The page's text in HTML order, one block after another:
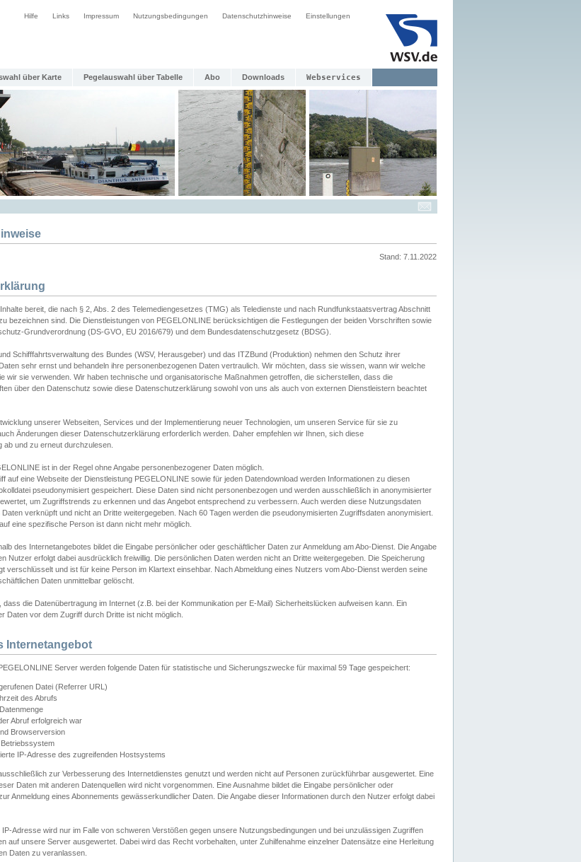
Hilfe Links Impressum Nutzungsbedingungen Datenschutzhinweise Einstellungen
über Karte Pegelauswahl über Tabelle Abo Downloads Webservices
Stand: 7.11.2022
bereit, die nach § 2, Abs. 2 des Telemediengesetzes (TMG) als Teledienste und nach Rundfunkstaatsvertrag Abschnitt
bezeichnen sind. Die Dienstleistungen von PEGELONLINE berücksichtigen die Festlegungen der beiden Vorschriften sowie
Grundverordnung (DS-GVO, EU 2016/679) und dem Bundesdatenschutzgesetz (BDSG).
Schifffahrtsverwaltung des Bundes (WSV, Herausgeber) und das ITZBund (Produktion) nehmen den Schutz ihrer
sehr ernst und behandeln ihre personenbezogenen Daten vertraulich. Wir möchten, dass sie wissen, wann wir welche
wir sie verwenden. Wir haben technische und organisatorische Maßnahmen getroffen, die sicherstellen, dass die
über den Datenschutz sowie diese Datenschutzerklärung sowohl von uns als auch von externen Dienstleistern beachtet
unserer Webseiten, Services und der Implementierung neuer Technologien, um unseren Service für sie zu
Änderungen dieser Datenschutzerklärung erforderlich werden. Daher empfehlen wir Ihnen, sich diese
ab und zu erneut durchzulesen.
ist in der Regel ohne Angabe personenbezogener Daten möglich.
auf eine Webseite der Dienstleistung PEGELONLINE sowie für jeden Datendownload werden Informationen zu diesen
pseudonymisiert gespeichert. Diese Daten sind nicht personenbezogen und werden ausschließlich in anonymisierter
um Zugriffstrends zu erkennen und das Angebot entsprechend zu verbessern. Auch werden diese Nutzungsdaten
verknüpft und nicht an Dritte weitergegeben. Nach 60 Tagen werden die pseudonymisierten Zugriffsdaten anonymisiert.
eine spezifische Person ist dann nicht mehr möglich.
des Internetangebotes bildet die Eingabe persönlicher oder geschäftlicher Daten zur Anmeldung am Abo-Dienst. Die Angabe
Nutzer erfolgt dabei ausdrücklich freiwillig. Die persönlichen Daten werden nicht an Dritte weitergegeben. Die Speicherung
verschlüsselt und ist für keine Person im Klartext einsehbar. Nach Abmeldung eines Nutzers vom Abo-Dienst werden seine
Daten unmittelbar gelöscht.
dass die Datenübertragung im Internet (z.B. bei der Kommunikation per E-Mail) Sicherheitslücken aufweisen kann. Ein
Daten vor dem Zugriff durch Dritte ist nicht möglich.
Internetangebot
Server werden folgende Daten für statistische und Sicherungszwecke für maximal 59 Tage gespeichert:
Datei (Referrer URL)
des Abrufs
Abruf erfolgreich war
Browserversion
IP-Adresse des zugreifenden Hostsystems
zur Verbesserung des Internetdienstes genutzt und werden nicht auf Personen zurückführbar ausgewertet. Eine
Daten mit anderen Datenquellen wird nicht vorgenommen. Eine Ausnahme bildet die Eingabe persönlicher oder
Anmeldung eines Abonnements gewässerkundlicher Daten. Die Angabe dieser Informationen durch den Nutzer erfolgt dabei
Adresse wird nur im Falle von schweren Verstößen gegen unsere Nutzungsbedingungen und bei unzulässigen Zugriffen
auf unsere Server ausgewertet. Dabei wird das Recht vorbehalten, unter Zuhilfenahme einzelner Datensätze eine Herleitung
Daten zu veranlassen.